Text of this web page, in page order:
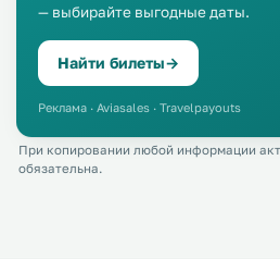
— выбирайте выгодные даты.
Найти билеты→
Реклама · Aviasales · Travelpayouts
При копировании любой информации
обязательна.